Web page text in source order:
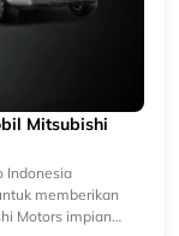
Mitsubishi
Indonesia
memberikan
Motors impian